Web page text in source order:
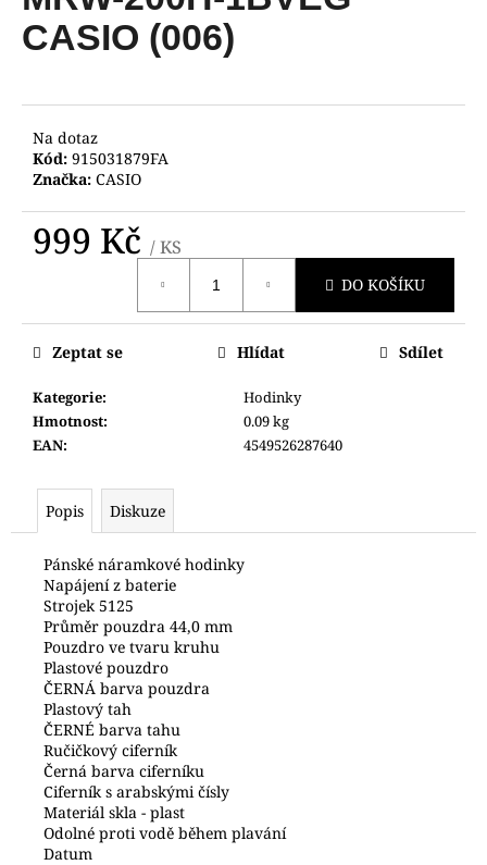
0,0
z
CASIO (006)
Na dotaz
Kód: 915031879FA
Značka: CASIO
999 Kč / KS
DO KOŠÍKU
Kategorie:
Hodinky
Hmotnost:
0.09 kg
EAN: 4549526287640
Zeptat se Hlídat Sdílet
Popis Diskuze
Pánské náramkové hodinky
Napájení z baterie
Strojek 5125
Průměr pouzdra 44,0 mm
Pouzdro ve tvaru kruhu
Plastové pouzdro
ČERNÁ barva pouzdra
Plastový tah
ČERNÉ barva tahu
Ručičkový ciferník
Černá barva ciferníku
Ciferník s arabskými čísly
Materiál skla - plast
Odolné proti vodě během plavání
Datum
a
j
t
?
HLEDAT
D
p
o
j
HODINKY
ORIENT
RABA0002E30B
290
Kč